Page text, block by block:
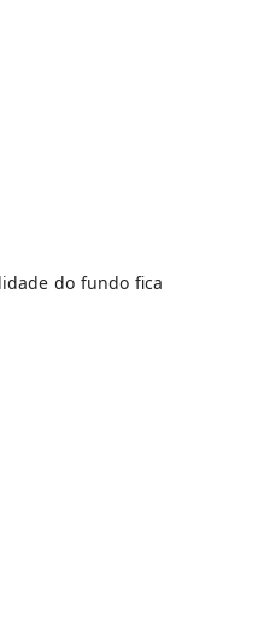
do fundo fica